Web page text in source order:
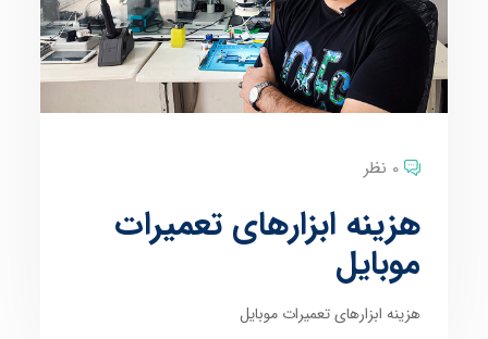
0 نظر
هزینه ابزارهای تعمیرات
موبایل
هزینه ابزارهای تعمیرات موبایل